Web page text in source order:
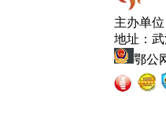
主办单
地址：
鄂公